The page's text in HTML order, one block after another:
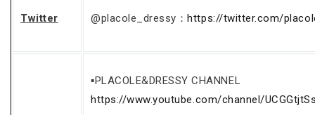
Twitter @placole_dressy：https://twitter.com/
▪PLACOLE&DRESSY CHANNEL
https://www.youtube.com/channel/